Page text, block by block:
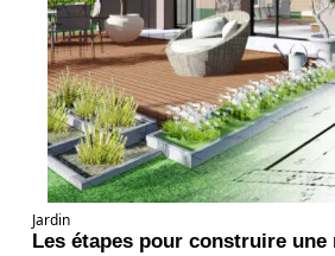
Jardin
Les étapes pour construire une